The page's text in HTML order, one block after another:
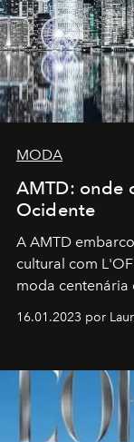
MODA
AMTD: onde
Ocidente
A AMTD
cultural com
moda centenária
16.01.2023 por